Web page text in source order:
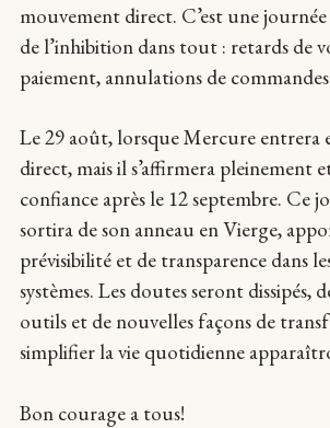
mouvement direct. C’est une
de l’inhibition dans tout : retards de
paiement, annulations de
Le 29 août, lorsque Mercure entrera
direct, mais il s’affirmera pleinement
confiance après le 12 septembre. Ce
sortira de son anneau en Vierge,
prévisibilité et de transparence dans
systèmes. Les doutes seront dissipés,
outils et de nouvelles façons de
simplifier la vie quotidienne
Bon courage a tous!